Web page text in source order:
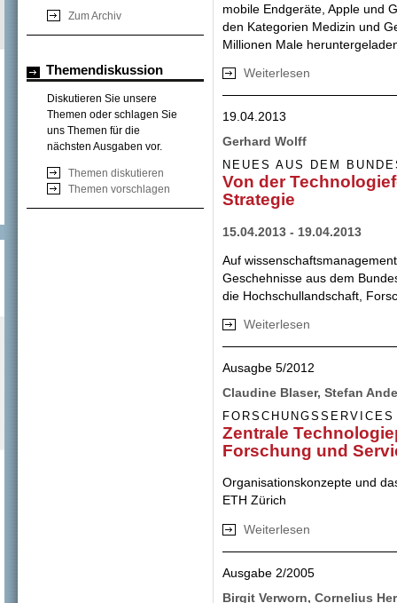
Zum Archiv
Themendiskussion
Diskutieren Sie unsere
Themen oder schlagen Sie
uns Themen für die
nächsten Ausgaben vor.
Themen diskutieren
Themen vorschlagen
mobile Endgeräte, Apple und
den Kategorien Medizin und
Millionen Male
Weiterlesen
19.04.2013
Gerhard Wolff
NEUES AUS DEM
Von der
Strategie
15.04.2013 - 19.04.2013
Auf
Geschehnisse aus dem
die Hochschullandschaft,
Weiterlesen
Ausagbe 5/2012
Claudine Blaser, Stefan
FORSCHUNGSSERVICES
Zentrale
Forschung und
Organisationskonzepte und
ETH Zürich
Weiterlesen
Ausgabe 2/2005
Birgit Verworn, Cornelius